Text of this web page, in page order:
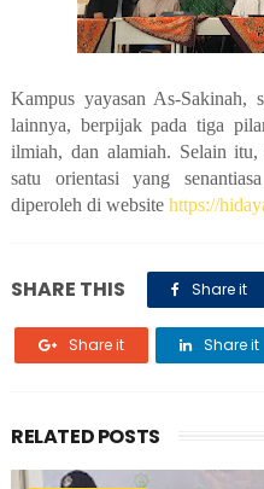
Kampus yayasan As-Sakinah,
lainnya, berpijak pada tiga
ilmiah, dan alamiah. Selain
satu orientasi yang
diperoleh di website https://
SHARE THIS Share it
Share it Share it
RELATED POSTS